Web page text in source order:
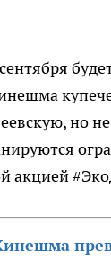
но
акцией